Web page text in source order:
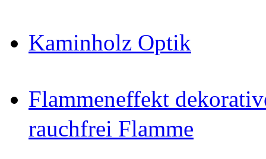
Kaminholz Optik
Flammeneffekt
rauchfrei Flamme